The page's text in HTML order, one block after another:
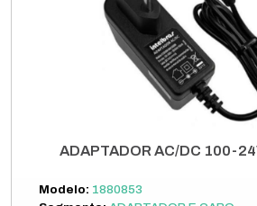
ADAPTADOR AC/DC 100-
Modelo: 1880853